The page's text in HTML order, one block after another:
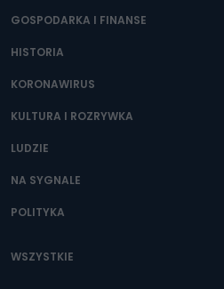
GOSPODARKA I FINANSE
HISTORIA
KORONAWIRUS
KULTURA I ROZRYWKA
LUDZIE
NA SYGNALE
POLITYKA
WSZYSTKIE